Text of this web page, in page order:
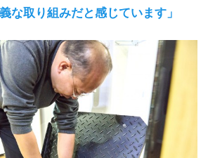
な取り組みだと感じています」